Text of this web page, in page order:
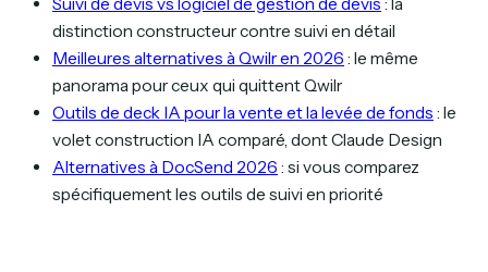
Suivi de devis vs logiciel de gestion de devis : la
distinction constructeur contre suivi en détail
Meilleures alternatives à Qwilr en 2026 : le même
panorama pour ceux qui quittent Qwilr
Outils de deck IA pour la vente et la levée de fonds : le
volet construction IA comparé, dont Claude Design
Alternatives à DocSend 2026 : si vous comparez
spécifiquement les outils de suivi en priorité